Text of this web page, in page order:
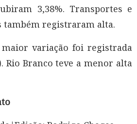
3,38%. Transportes e
também registraram alta.
maior variação foi registrada
Rio Branco teve a menor alta